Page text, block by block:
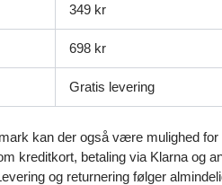
349 kr
698 kr
Gratis levering
kan der også være mulighed for
kreditkort, betaling via Klarna og
og returnering følger